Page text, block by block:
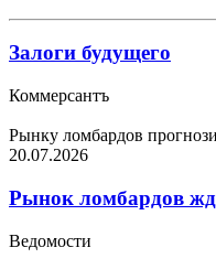
Залоги будущего
Коммерсантъ
Рынку ломбардов
20.07.2026
Рынок ломбардов
Ведомости